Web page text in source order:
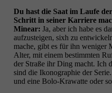
Du hast die Saat im Laufe
Schritt in seiner Karriere
Minear: Ja, aber ich habe es
aufzusteigen, sixh zu
mache, gibt es für ihn weniger
Alter, mit einem bestimmten
der Straße ihr Ding macht. Ich
sind die Ikonographie der
und eine Bolo-Krawatte oder